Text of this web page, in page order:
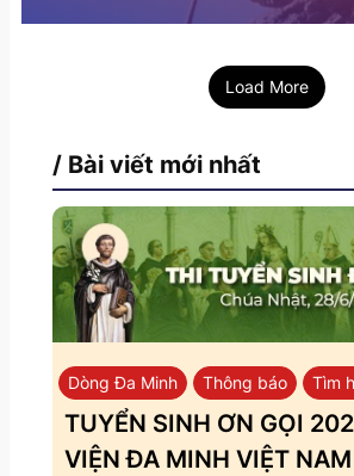
Load More
/ Bài viết mới nhất
Dòng Đa Minh Thông báo Tìm
TUYỂN SINH ƠN GỌI
VIỆN ĐA MINH VIỆT NAM